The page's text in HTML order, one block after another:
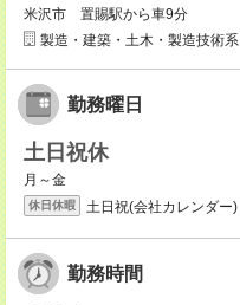
米沢市 置賜駅から車9分
製造・建築・土木・製造技術系
勤務曜日
土日祝休
月～金
休日休暇 土日祝(会社カレンダー)
勤務時間